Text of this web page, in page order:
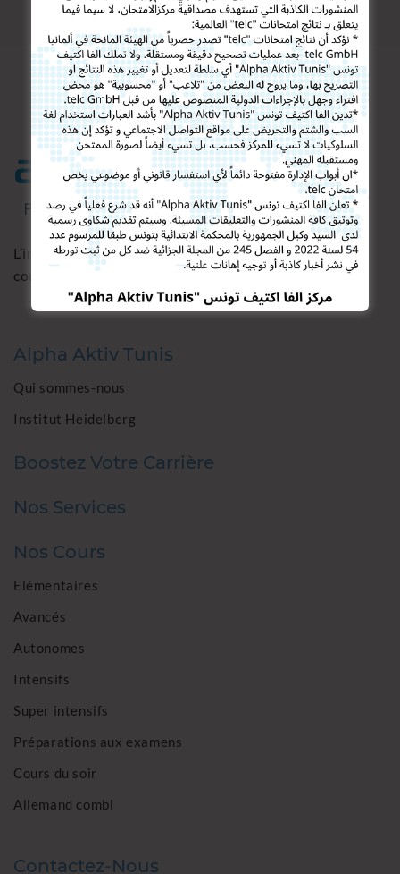
L’institut Alpha Aktiv Tunis propose un programme
complet pour l’apprentissage de la langue allemande.
Alpha Aktiv Tunis
Qui sommes-nous
Institut Heidelberg
Boostez Votre Carrière
Nos Services
Nos Cours
Elémentaires
Avancés
Autonomes
Intensifs
Super intensifs
Préparations aux examens
Cours du soir
Allemand combi
Contactez-Nous